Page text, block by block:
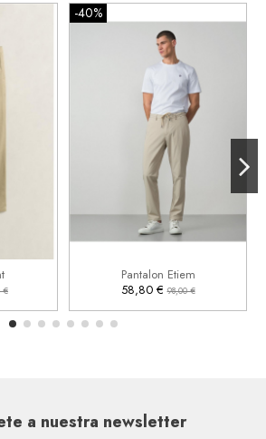
€
-40%
Pantalon Etiem
58,80 €98,00 €
48
Añadir al carrito
a nuestra newsletter